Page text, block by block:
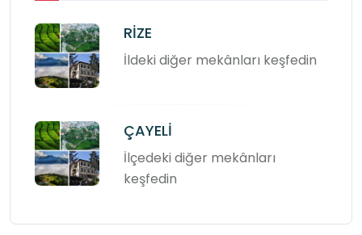
RİZE
İldeki diğer mekânları keşfedin
ÇAYELİ
İlçedeki diğer mekânları
keşfedin